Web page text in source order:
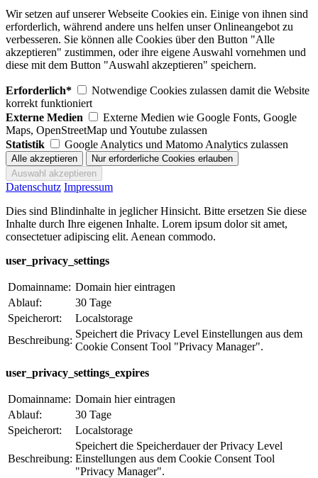
Wir setzen auf unserer Webseite Cookies ein. Einige von ihnen sind
erforderlich, während andere uns helfen unser Onlineangebot zu
verbesseren. Sie können alle Cookies über den Button "Alle
akzeptieren" zustimmen, oder ihre eigene Auswahl vornehmen und
diese mit dem Button "Auswahl akzeptieren" speichern.
Erforderlich*
Notwendige Cookies zulassen damit die Website
korrekt funktioniert
Externe Medien
Externe Medien wie Google Fonts, Google
Maps, OpenStreetMap und Youtube zulassen
Statistik
Google Analytics und Matomo Analytics zulassen
Datenschutz Impressum
Dies sind Blindinhalte in jeglicher Hinsicht. Bitte ersetzen Sie diese
Inhalte durch Ihre eigenen Inhalte. Lorem ipsum dolor sit amet,
consectetuer adipiscing elit. Aenean commodo.
user_privacy_settings
Domainname: Domain hier eintragen
Ablauf:
30 Tage
Speicherort:
Localstorage
Beschreibung:
Speichert die Privacy Level Einstellungen aus dem
Cookie Consent Tool "Privacy Manager".
user_privacy_settings_expires
Domainname: Domain hier eintragen
Ablauf:
30 Tage
Speicherort:
Localstorage
Beschreibung:
Speichert die Speicherdauer der Privacy Level
Einstellungen aus dem Cookie Consent Tool
"Privacy Manager".